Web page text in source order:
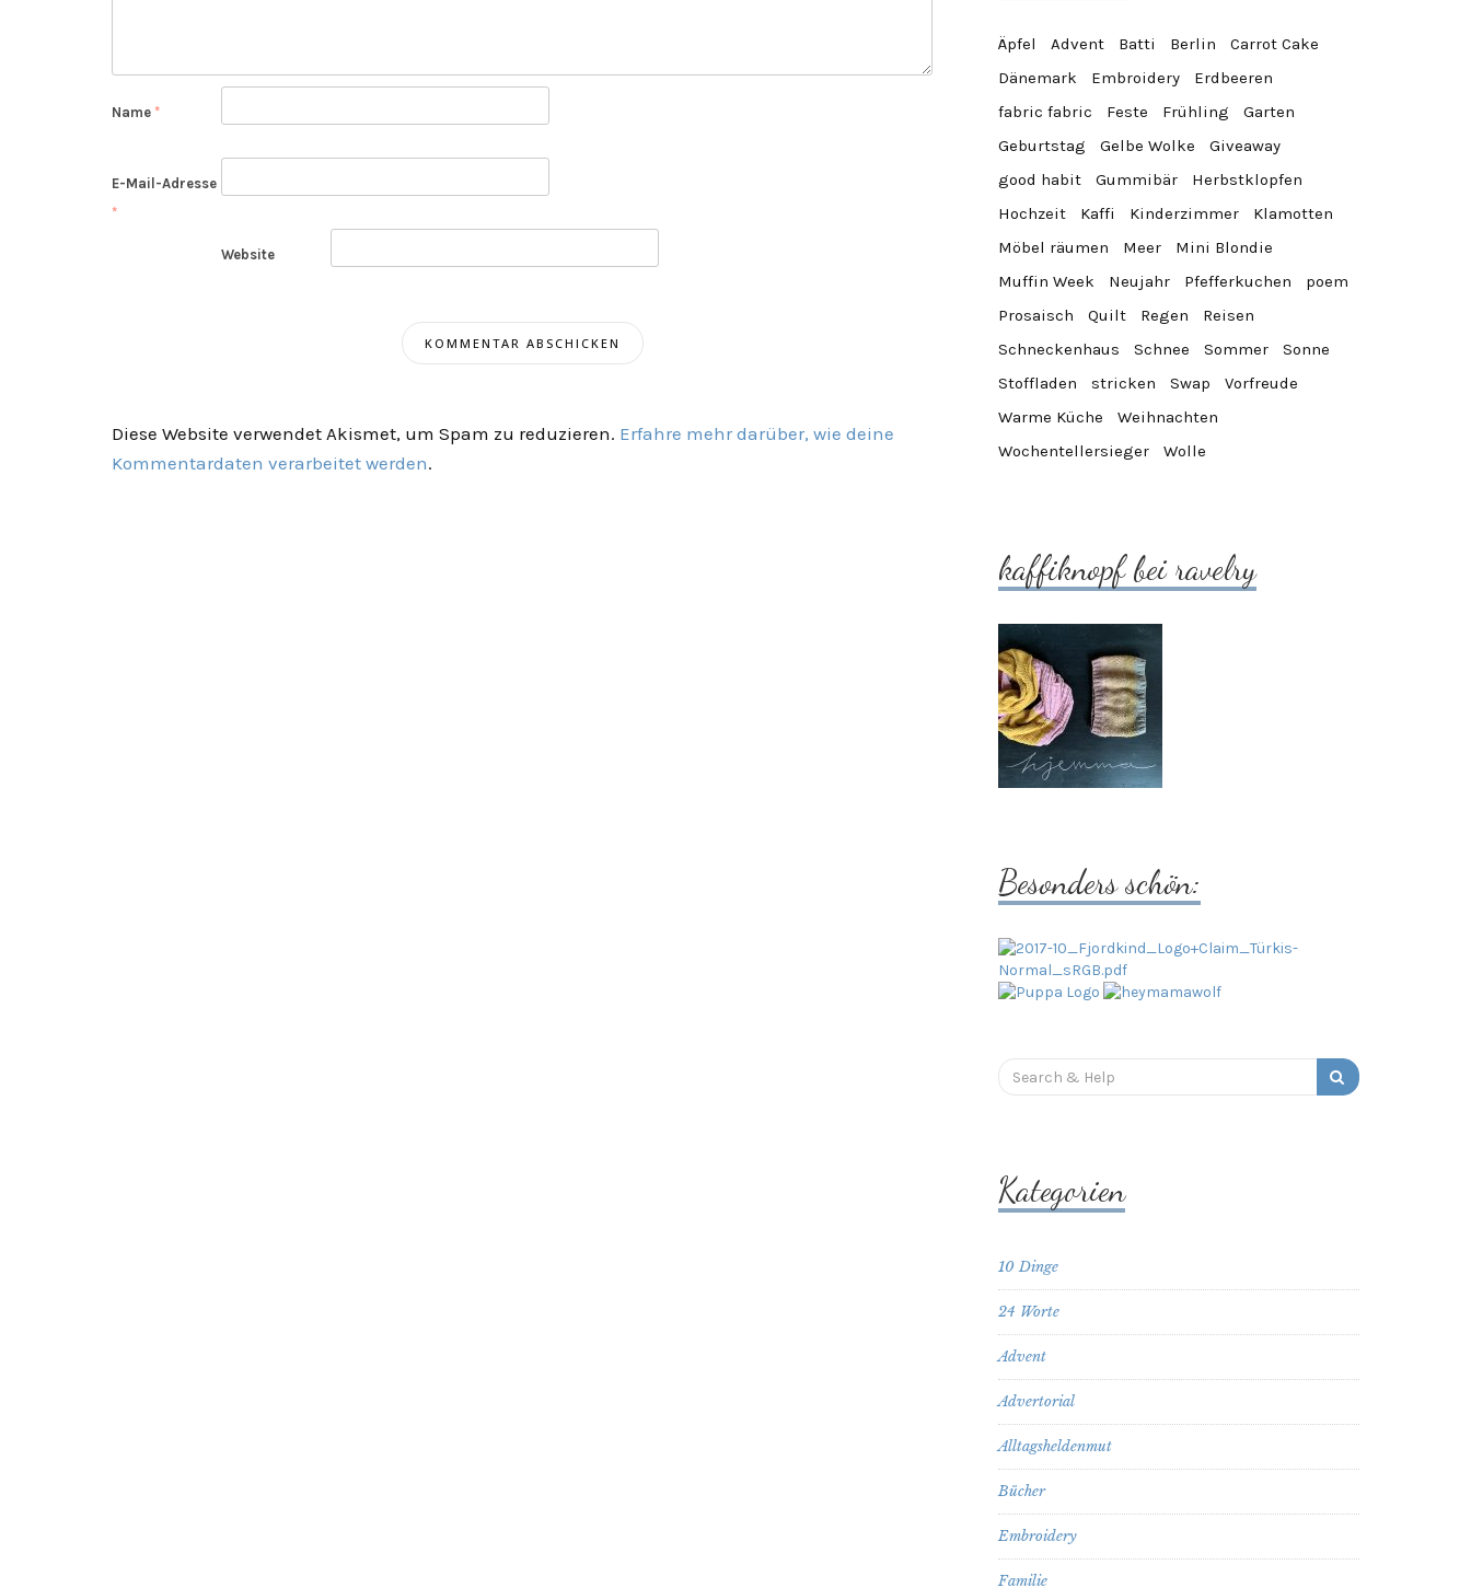
Name *
E-Mail-Adresse
*
Website
Diese Website verwendet Akismet, um Spam zu reduzieren. Erfahre mehr darüber, wie deine
Kommentardaten verarbeitet werden.
Äpfel Advent Batti Berlin
Carrot Cake
Dänemark
Embroidery
Erdbeeren
fabric fabric
Feste Frühling
Garten
Geburtstag
Gelbe Wolke
Giveaway
good habit
Gummibär
Herbstklopfen
Hochzeit
Kaffi Kinderzimmer
Klamotten
Möbel räumen
Meer
Mini Blondie
Muffin Week
Neujahr Pfefferkuchen
poem
Prosaisch
Quilt Regen
Reisen
Schneckenhaus
Schnee Sommer
Sonne
Stoffladen
stricken Swap
Vorfreude
Warme Küche
Weihnachten
Wochentellersieger
Wolle
kaffiknopf bei ravelry
Besonders schön:
Search
for:
Kategorien
10 Dinge
24 Worte
Advent
Advertorial
Alltagsheldenmut
Bücher
Embroidery
Familie